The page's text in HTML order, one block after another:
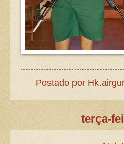
Postado por
terça-